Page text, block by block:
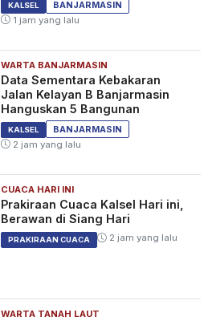
Mengapa Narkoba Terus
Beredar di Kalsel? ini Kata
Akademisi ULM
KALSEL 1 bulan yang lalu
Viral di Grup Whatsapp Teror
Pocong di Kalsel, Hoaks?
HEADLINE 2 bulan yang lalu
KALSEL
BANJARMASIN
1 jam yang lalu
WARTA BANJARMASIN
Data Sementara Kebakaran
Jalan Kelayan B Banjarmasin
Hanguskan 5 Bangunan
KALSEL
BANJARMASIN
2 jam yang lalu
CUACA HARI INI
Prakiraan Cuaca Kalsel Hari ini,
Berawan di Siang Hari
PRAKIRAAN CUACA 2 jam yang lalu
WARTA TANAH LAUT